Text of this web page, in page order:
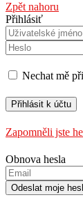
Zpět nahoru
Přihlásiť
Nechat mě
Zapomněli jste
Obnova hesla